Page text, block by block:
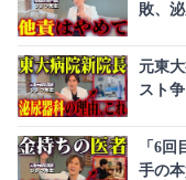
敗、
元東
スト
「6
手の